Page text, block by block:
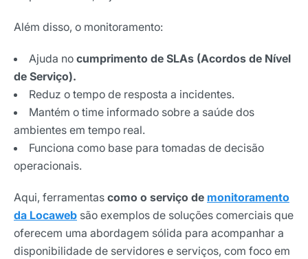
Além disso, o monitoramento:
Ajuda no cumprimento de SLAs (Acordos de Nível
de Serviço).
Reduz o tempo de resposta a incidentes.
Mantém o time informado sobre a saúde dos
ambientes em tempo real.
Funciona como base para tomadas de decisão
operacionais.
Aqui, ferramentas como o serviço de monitoramento
da Locaweb são exemplos de soluções comerciais que
oferecem uma abordagem sólida para acompanhar a
disponibilidade de servidores e serviços, com foco em